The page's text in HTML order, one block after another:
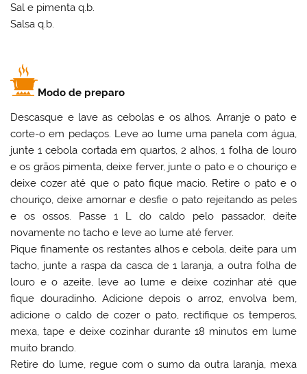
Sal e pimenta q.b.
Salsa q.b.
Modo de preparo
Descasque e lave as cebolas e os alhos. Arranje o pato e
corte-o em pedaços. Leve ao lume uma panela com água,
junte 1 cebola cortada em quartos, 2 alhos, 1 folha de louro
e os grãos pimenta, deixe ferver, junte o pato e o chouriço e
deixe cozer até que o pato fique macio. Retire o pato e o
chouriço, deixe amornar e desfie o pato rejeitando as peles
e os ossos. Passe 1 L do caldo pelo passador, deite
novamente no tacho e leve ao lume até ferver.
Pique finamente os restantes alhos e cebola, deite para um
tacho, junte a raspa da casca de 1 laranja, a outra folha de
louro e o azeite, leve ao lume e deixe cozinhar até que
fique douradinho. Adicione depois o arroz, envolva bem,
adicione o caldo de cozer o pato, rectifique os temperos,
mexa, tape e deixe cozinhar durante 18 minutos em lume
muito brando.
Retire do lume, regue com o sumo da outra laranja, mexa